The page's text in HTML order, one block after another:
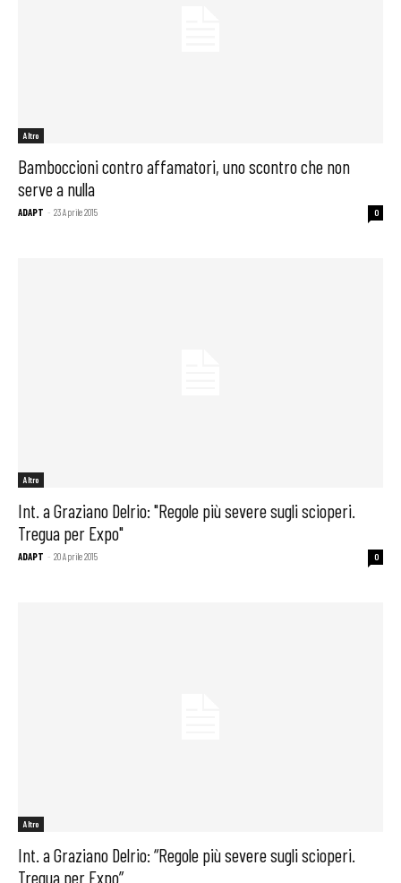
Altro
Bamboccioni contro affamatori, uno scontro che non
serve a nulla
ADAPT - 23 Aprile 2015 0
Altro
Int. a Graziano Delrio: "Regole più severe sugli scioperi.
Tregua per Expo"
ADAPT - 20 Aprile 2015 0
Altro
Int. a Graziano Delrio: “Regole più severe sugli scioperi.
Tregua per Expo”